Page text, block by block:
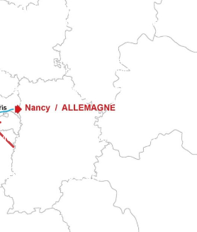
fino alla baia di Mont. Il
DI AMIENS
inizia dalla cattedrale di Amiens, patrimonio dell'umanità, e attraversa le pianure della
di Rouen al castello di Falaise. Questo percorso collega grandi città e campagne
DE PARIS
e si unisce alla rete dei sentieri della Normandia verso il Mont. Combina tratti urbani e rurali prima di unirsi ai
Saint-Malo. Unisce il